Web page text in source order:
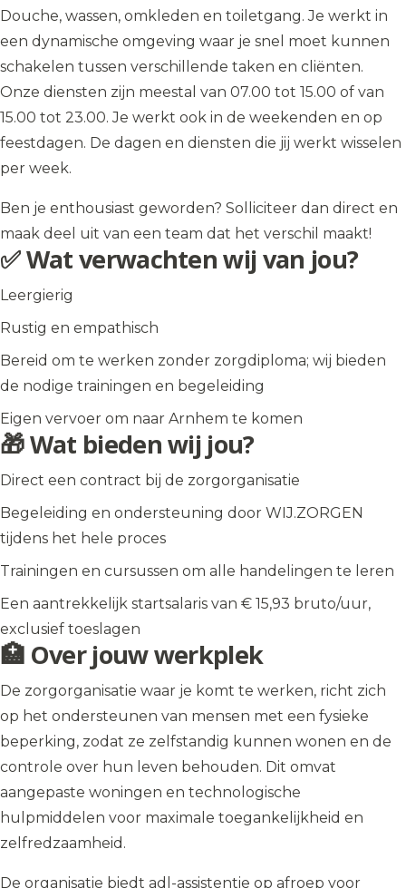
Douche, wassen, omkleden en toiletgang. Je werkt in
een dynamische omgeving waar je snel moet kunnen
schakelen tussen verschillende taken en cliënten.
Onze diensten zijn meestal van 07.00 tot 15.00 of van
15.00 tot 23.00. Je werkt ook in de weekenden en op
feestdagen. De dagen en diensten die jij werkt wisselen
per week.
Ben je enthousiast geworden? Solliciteer dan direct en
maak deel uit van een team dat het verschil maakt!
✅ Wat verwachten wij van jou?
Leergierig
Rustig en empathisch
Bereid om te werken zonder zorgdiploma; wij bieden
de nodige trainingen en begeleiding
Eigen vervoer om naar Arnhem te komen
🎁 Wat bieden wij jou?
Direct een contract bij de zorgorganisatie
Begeleiding en ondersteuning door WIJ.ZORGEN
tijdens het hele proces
Trainingen en cursussen om alle handelingen te leren
Een aantrekkelijk startsalaris van € 15,93 bruto/uur,
exclusief toeslagen
🏥 Over jouw werkplek
De zorgorganisatie waar je komt te werken, richt zich
op het ondersteunen van mensen met een fysieke
beperking, zodat ze zelfstandig kunnen wonen en de
controle over hun leven behouden. Dit omvat
aangepaste woningen en technologische
hulpmiddelen voor maximale toegankelijkheid en
zelfredzaamheid.
De organisatie biedt adl-assistentie op afroep voor